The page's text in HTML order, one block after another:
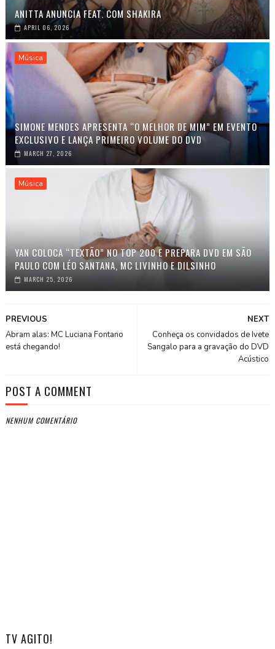
ANITTA ANUNCIA FEAT. COM SHAKIRA
APRIL 06, 2026
Música
SIMONE MENDES APRESENTA “O MELHOR DE MIM” EM EVENTO
EXCLUSIVO E LANÇA PRIMEIRO VOLUME DO DVD
MARCH 27, 2026
Música
YAN COLOCA “TEXTÃO” NO TOP 200 E PREPARA DVD EM SÃO
PAULO COM LÉO SANTANA, MC LIVINHO E DILSINHO
MARCH 25, 2026
NEXT
Conheça os convidados de Ivete
Sangalo para a gravação do DVD
Acústico
PREVIOUS
Abram alas: MC Luciana Fontano
está chegando!
POST A COMMENT
NENHUM COMENTÁRIO
TV AGITO!